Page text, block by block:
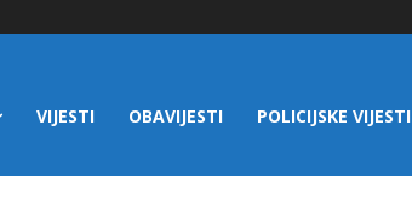
VIJESTI OBAVIJESTI POLICIJSKE VIJESTI